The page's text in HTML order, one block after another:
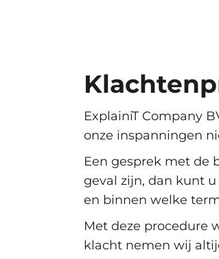
ExplainiT Company
onze inspanningen
Een gesprek met de
geval zijn, dan kunt
en binnen welke
Met deze procedure
klacht nemen wij